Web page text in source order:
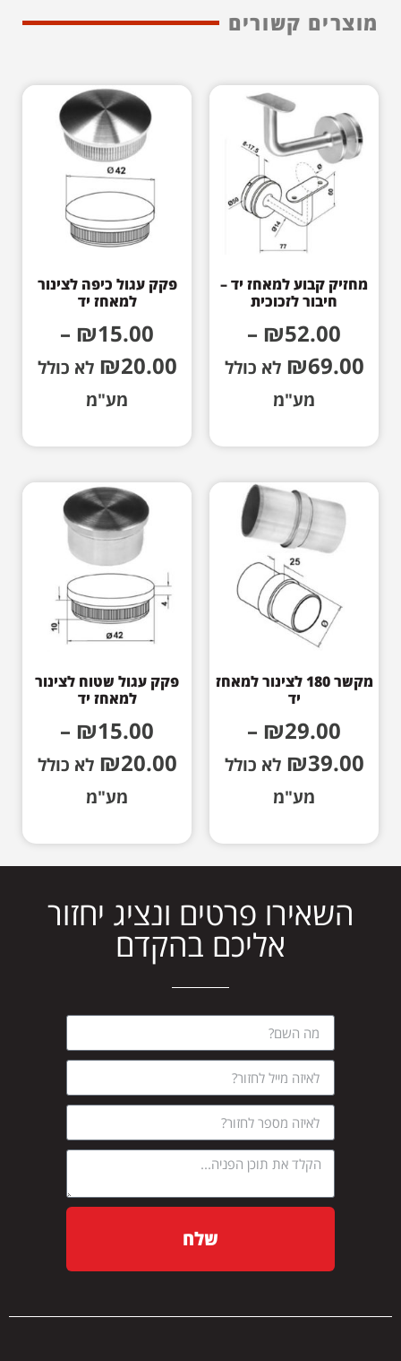
מוצרים קשורים
מחזיק קבוע למאחז יד –
חיבור לזכוכית
₪52.00
–
₪69.00
לא כולל
מע"מ
פקק עגול כיפה לצינור
למאחז יד
₪15.00
–
₪20.00
לא כולל
מע"מ
מקשר 180 לצינור למאחז
יד
₪29.00
–
₪39.00
לא כולל
מע"מ
פקק עגול שטוח לצינור
למאחז יד
₪15.00
–
₪20.00
לא כולל
מע"מ
השאירו פרטים ונציג יחזור
אליכם בהקדם
שלח